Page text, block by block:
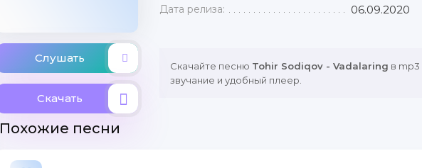
Слушать
Скачать
Дата релиза: 06.09.2020
Скачайте песню Tohir Sodiqov - Vadalaring в
звучание и удобный плеер.
Похожие песни